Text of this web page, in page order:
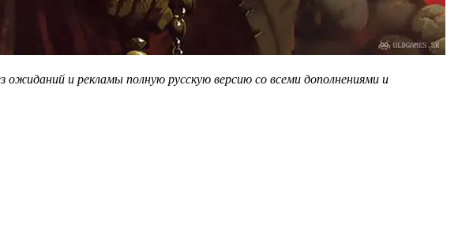
ожиданий и рекламы полную русскую версию со всеми дополнениями и